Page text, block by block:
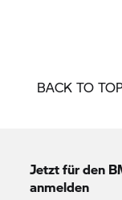
BACK TO
Jetzt für den
anmelden